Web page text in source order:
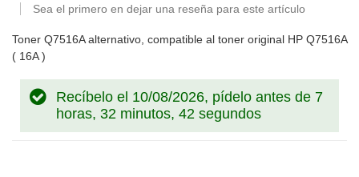
Sea el primero en dejar una reseña para este artículo
Toner Q7516A alternativo, compatible al toner original HP Q7516A
( 16A )
Recíbelo el 10/08/2026, pídelo antes de 7
horas, 32 minutos, 42 segundos